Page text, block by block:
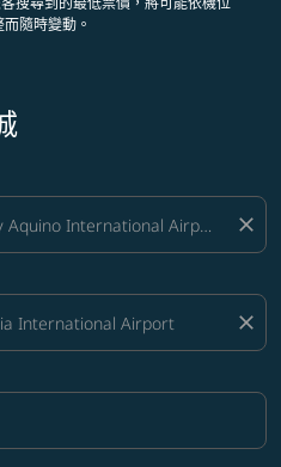
隨時變動。
close
close